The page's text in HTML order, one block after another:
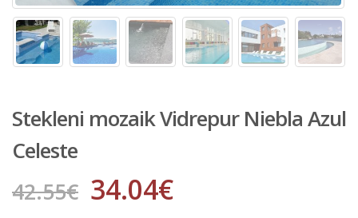
Stekleni mozaik Vidrepur Niebla Azul
Celeste
42.55€ 34.04€